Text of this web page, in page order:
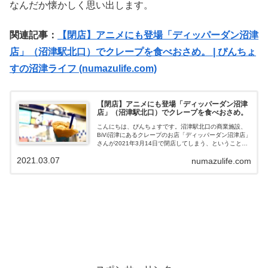
なんだか懐かしく思い出します。
関連記事：
【閉店】アニメにも登場「ディッパーダン沼津
店」（沼津駅北口）でクレープを食べおさめ。 | ぴんちょ
すの沼津ライフ (numazulife.com)
【閉店】アニメにも登場「ディッパーダン沼津
店」（沼津駅北口）でクレープを食べおさめ。
こんにちは、ぴんちょすです。沼津駅北口の商業施設、
BiVi沼津にあるクレープのお店「ディッパーダン沼津店」
さんが2021年3月14日で閉店してしまう、ということで
numazulife.com
2021.03.07